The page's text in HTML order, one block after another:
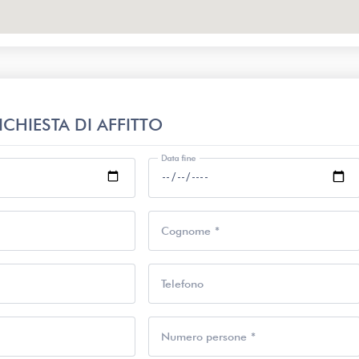
DI AFFITTO
Data fine
Cognome
Telefono
Numero persone